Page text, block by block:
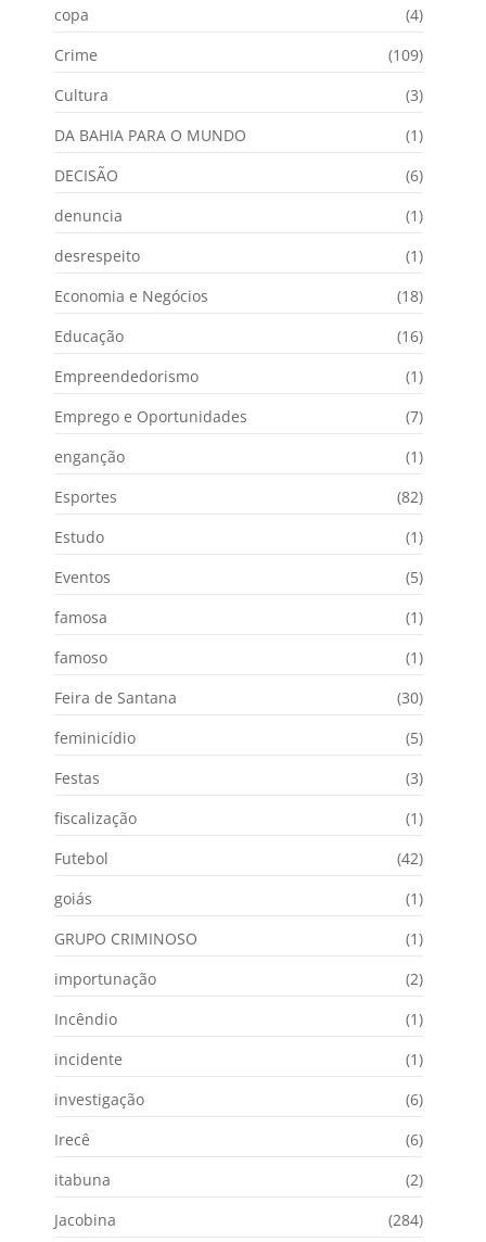
copa
(4)
Crime
(109)
Cultura
(3)
DA BAHIA PARA O MUNDO
(1)
DECISÃO
(6)
denuncia
(1)
desrespeito
(1)
Economia e Negócios
(18)
Educação
(16)
Empreendedorismo
(1)
Emprego e Oportunidades
(7)
enganção
(1)
Esportes
(82)
Estudo
(1)
Eventos
(5)
famosa
(1)
famoso
(1)
Feira de Santana
(30)
feminicídio
(5)
Festas
(3)
fiscalização
(1)
Futebol
(42)
goiás
(1)
GRUPO CRIMINOSO
(1)
importunação
(2)
Incêndio
(1)
incidente
(1)
investigação
(6)
Irecê
(6)
itabuna
(2)
Jacobina
(284)